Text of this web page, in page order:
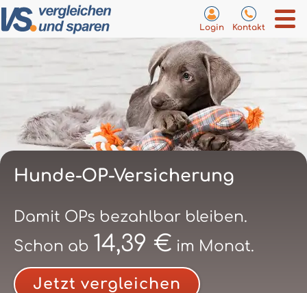
Login Kontakt
Hunde-OP-Versicherung
Damit OPs bezahlbar bleiben.
Schon ab 14,39 € im Monat.
Jetzt vergleichen